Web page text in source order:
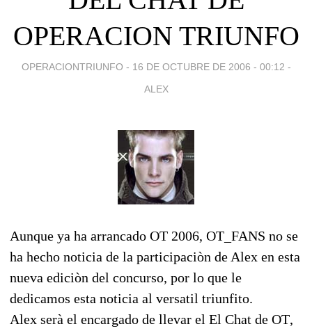
OPERACION TRIUNFO
OPERACIONTRIUNFO - 16 DE OCTUBRE DE 2006 - 00:12 -
ALEX
Aunque ya ha arrancado OT 2006, OT_FANS no se
ha hecho noticia de la participaciòn de Alex en esta
nueva ediciòn del concurso, por lo que le
dedicamos esta noticia al versatil triunfito.
Alex serà el encargado de llevar el El Chat de OT,